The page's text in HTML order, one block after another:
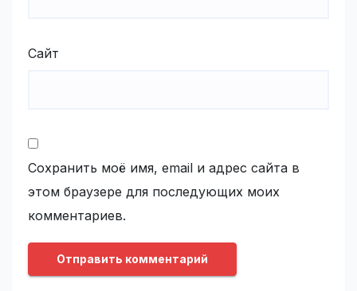
Сайт
Сохранить моё имя, email и адрес сайта в
этом браузере для последующих моих
комментариев.